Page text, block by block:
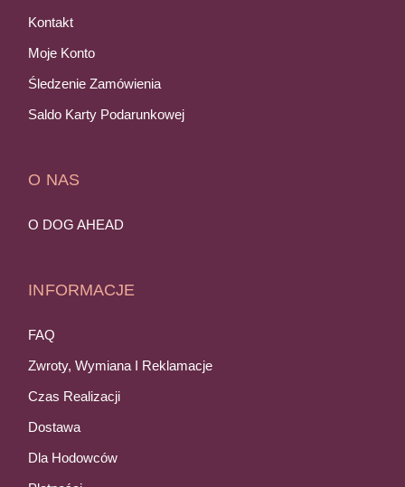
Kontakt
Moje Konto
Śledzenie Zamówienia
Saldo Karty Podarunkowej
O NAS
O DOG AHEAD
INFORMACJE
FAQ
Zwroty, Wymiana I Reklamacje
Czas Realizacji
Dostawa
Dla Hodowców